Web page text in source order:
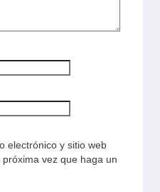
electrónico y sitio web
vez que haga un